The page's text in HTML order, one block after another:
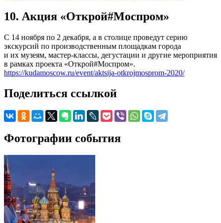
10. Акция «Открой#Моспром»
С 14 ноября по 2 декабря, а в столице проведут серию
экскурсий по производственным площадкам города
и их музеям, мастер-классы, дегустации и другие мероприятия
в рамках проекта «Открой#Моспром».
https://kudamoscow.ru/event/aktsija-otkrojmosprom-2020/
Поделиться ссылкой
Фотографии события